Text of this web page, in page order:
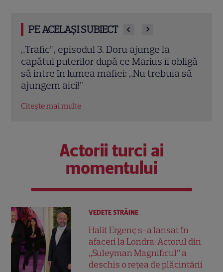
PE ACELAȘI SUBIECT
Ultimul episod „Leyla” la Pro TV. Când se
termină serialul turcesc și ce urmează în
grilă
Actorii turci ai
momentului
VEDETE STRĂINE
Halit Ergenç s-a lansat în
afaceri la Londra: Actorul din
„Suleyman Magnificul” a
deschis o rețea de plăcintării